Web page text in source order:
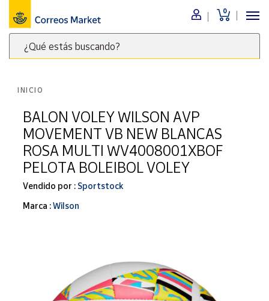
0
¿Qué estás buscando?
clave
para
buscar
productos
Correos
Market
Menú
Nuestro
catálogo
Alimentación
Bebidas
Ocio y cultura
Juguetes y
juegos
Libros y
INICIO
BALON VOLEY WILSON AVP
MOVEMENT VB NEW BLANCAS
ROSA MULTI WV4008001XBOF
PELOTA BOLEIBOL VOLEY
Vendido por : Sportstock
Marca :Wilson